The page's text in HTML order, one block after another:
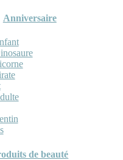
Anniversaire
de beauté